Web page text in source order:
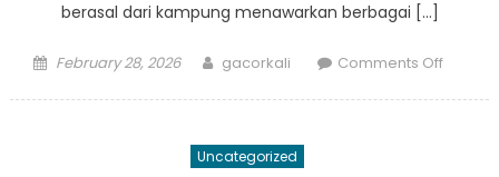
berasal dari kampung menawarkan berbagai […]
Posted
February 28, 2026 Author
gacorkali Comments Offon
Uncategorized